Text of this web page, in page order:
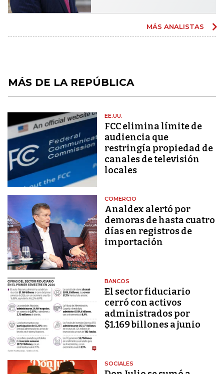
MÁS ANALISTAS
MÁS DE LA REPÚBLICA
EE.UU.
FCC elimina límite de
audiencia que
restringía propiedad de
canales de televisión
locales
COMERCIO
Analdex alertó por
demoras de hasta cuatro
días en registros de
importación
BANCOS
El sector fiduciario
cerró con activos
administrados por
$1.169 billones a junio
SOCIALES